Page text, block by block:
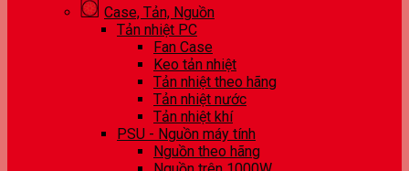
Case, Tản, Nguồn
Tản nhiệt PC
Fan Case
Keo tản nhiệt
Tản nhiệt theo hãng
Tản nhiệt nước
Tản nhiệt khí
PSU - Nguồn máy tính
Nguồn theo hãng